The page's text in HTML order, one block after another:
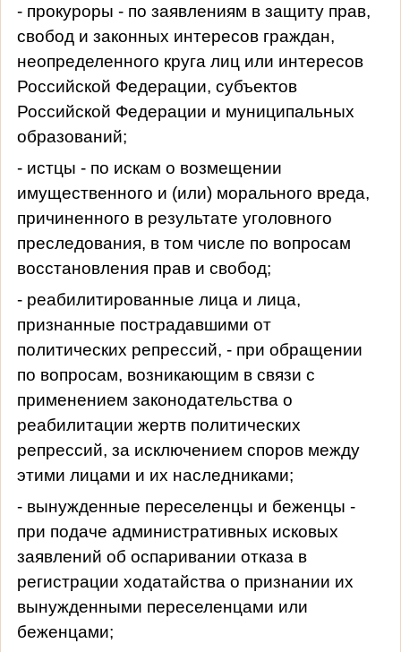
- прокуроры - по заявлениям в защиту прав,
свобод и законных интересов граждан,
неопределенного круга лиц или интересов
Российской Федерации, субъектов
Российской Федерации и муниципальных
образований;
- истцы - по искам о возмещении
имущественного и (или) морального вреда,
причиненного в результате уголовного
преследования, в том числе по вопросам
восстановления прав и свобод;
- реабилитированные лица и лица,
признанные пострадавшими от
политических репрессий, - при обращении
по вопросам, возникающим в связи с
применением законодательства о
реабилитации жертв политических
репрессий, за исключением споров между
этими лицами и их наследниками;
- вынужденные переселенцы и беженцы -
при подаче административных исковых
заявлений об оспаривании отказа в
регистрации ходатайства о признании их
вынужденными переселенцами или
беженцами;